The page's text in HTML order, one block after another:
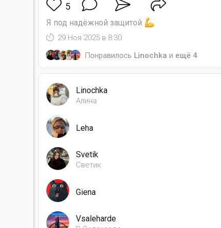
5
Я под надёжной защитой
29 Ноя 2025 в 8:30
Понравилось Linochka и ещё 4
Linochka
Алина
Leha
Svetik
Светик
Giena
Vsaleharde